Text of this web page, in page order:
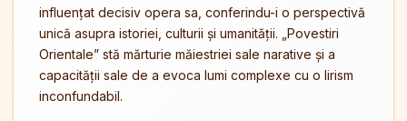
influențat decisiv opera sa, conferindu-i o perspectivă
unică asupra istoriei, culturii și umanității. „Povestiri
Orientale” stă mărturie măiestriei sale narative și a
capacității sale de a evoca lumi complexe cu o lirism
inconfundabil.